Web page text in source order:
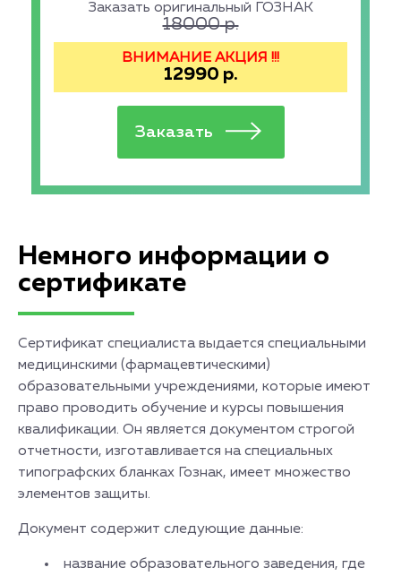
Заказать оригинальный ГОЗНАК
18000р.
ВНИМАНИЕ АКЦИЯ !!!
12990 р.
Немного информации о
сертификате
Сертификат специалиста выдается специальными
медицинскими (фармацевтическими)
образовательными учреждениями, которые имеют
право проводить обучение и курсы повышения
квалификации. Он является документом строгой
отчетности, изготавливается на специальных
типографских бланках Гознак, имеет множество
элементов защиты.
Документ содержит следующие данные:
название образовательного заведения, где